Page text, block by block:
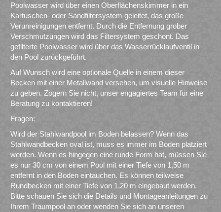
Poolwasser wird über einen Oberflächenskimmer in ein
Kartuschen- oder Sandfiltersystem geleitet, das große
Verunreinigungen entfernt. Durch die Entfernung grober
Verschmutzungen wird das Filtersystem geschont. Das
gefilterte Poolwasser wird über das Wasserrücklaufventil in
den Pool zurückgeführt.
Auf Wunsch wird eine optionale Quelle in einem dieser
Becken mit einer Metallwand versehen, um visuelle Hinweise
zu geben. Zögern Sie nicht, unser engagiertes Team für eine
Beratung zu kontaktieren!
Fragen:
Wird der Stahlwandpool im Boden belassen? Wenn das
Stahlwandbecken oval ist, muss es immer im Boden platziert
werden. Wenn es hingegen eine runde Form hat, müssen Sie
es nur 30 cm von einem Pool mit einer Tiefe von 1,50 m
entfernt in den Boden eintauchen. Es können teilweise
Rundbecken mit einer Tiefe von 1,20 m eingebaut werden.
Bitte schauen Sie sich die Details und Montageanleitungen zu
Ihrem Traumpool an oder wenden Sie sich an unseren